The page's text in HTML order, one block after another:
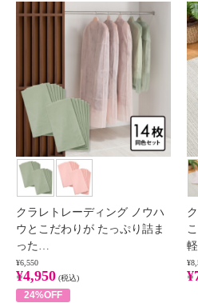
クラレトレーディング ノウハ
ウとこだわりが たっぷり詰ま
った…
¥6,550
¥4,950 (税込)
24%OFF